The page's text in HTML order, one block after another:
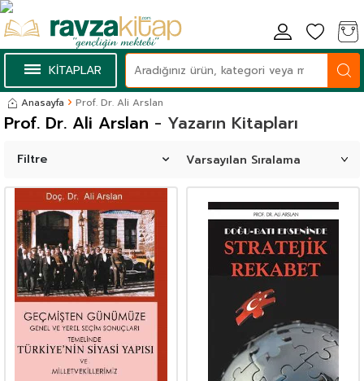
KİTAPLAR
Anasayfa Prof. Dr. Ali Arslan
- Yazarın Kitapları
Prof. Dr. Ali Arslan
Filtre